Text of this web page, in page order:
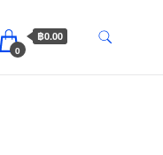
0
฿0.00